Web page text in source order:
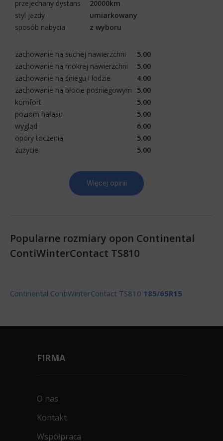
przejechany dystans
20000km
styl jazdy
umiarkowany
sposób nabycia
z wyboru
zachowanie na suchej nawierzchni
5.00
zachowanie na mokrej nawierzchni
5.00
zachowanie na śniegu i lodzie
4.00
zachowanie na błocie pośniegowym
5.00
komfort
5.00
poziom hałasu
5.00
wygląd
6.00
opory toczenia
5.00
zużycie
5.00
Więcej opinii
Popularne rozmiary opon Continental
ContiWinterContact TS810
Continental ContiWinterContact TS810 185/65R15
FIRMA
O nas
Kontakt
Współpraca